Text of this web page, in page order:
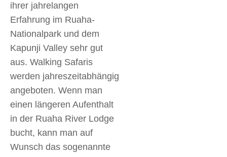
ihrer jahrelangen
Erfahrung im Ruaha-
Nationalpark und dem
Kapunji Valley sehr gut
aus. Walking Safaris
werden jahreszeitabhängig
angeboten. Wenn man
einen längeren Aufenthalt
in der Ruaha River Lodge
bucht, kann man auf
Wunsch das sogenannte